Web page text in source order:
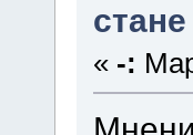
« -: